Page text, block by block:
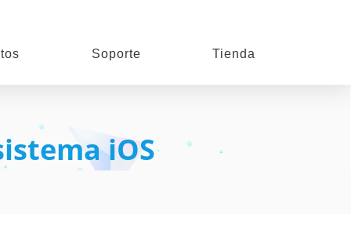
Soporte Tienda
iOS